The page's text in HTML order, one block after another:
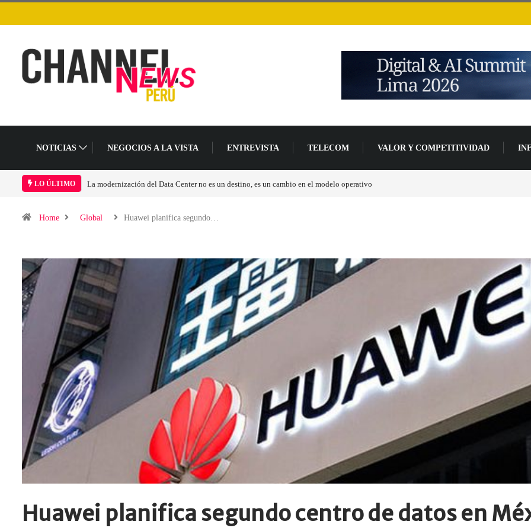
NOTICIAS NEGOCIOS A LA VISTA ENTREVISTA TELECOM VALOR Y COMPETITIVIDAD
LO ÚLTIMO
en el modelo operativoLos ingresos por semiconductores aumentarán más de un 94 % en 2026
Home Global Huawei planifica segundo…
Huawei planifica segundo centro de datos en